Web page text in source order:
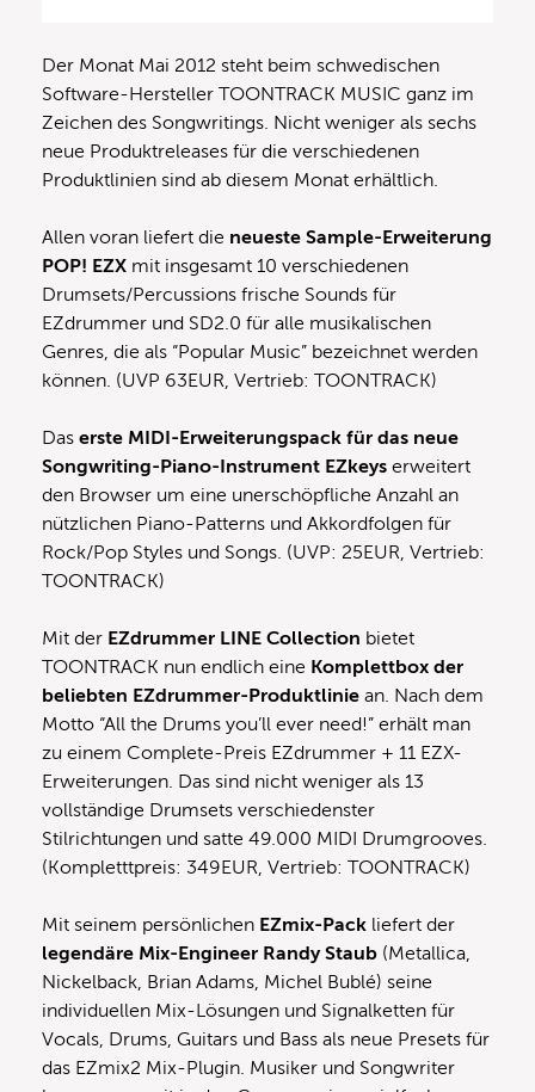
Der Monat Mai 2012 steht beim schwedischen
Software-Hersteller TOONTRACK MUSIC ganz im
Zeichen des Songwritings. Nicht weniger als sechs
neue Produktreleases für die verschiedenen
Produktlinien sind ab diesem Monat erhältlich.
Allen voran liefert die neueste Sample-Erweiterung
POP! EZX mit insgesamt 10 verschiedenen
Drumsets/Percussions frische Sounds für
EZdrummer und SD2.0 für alle musikalischen
Genres, die als “Popular Music” bezeichnet werden
können. (UVP 63EUR, Vertrieb: TOONTRACK)
Das erste MIDI-Erweiterungspack für das neue
Songwriting-Piano-Instrument EZkeys erweitert
den Browser um eine unerschöpfliche Anzahl an
nützlichen Piano-Patterns und Akkordfolgen für
Rock/Pop Styles und Songs. (UVP: 25EUR, Vertrieb:
TOONTRACK)
Mit der EZdrummer LINE Collection bietet
TOONTRACK nun endlich eine Komplettbox der
beliebten EZdrummer-Produktlinie an. Nach dem
Motto “All the Drums you’ll ever need!” erhält man
zu einem Complete-Preis EZdrummer + 11 EZX-
Erweiterungen. Das sind nicht weniger als 13
vollständige Drumsets verschiedenster
Stilrichtungen und satte 49.000 MIDI Drumgrooves.
(Kompletttpreis: 349EUR, Vertrieb: TOONTRACK)
Mit seinem persönlichen EZmix-Pack liefert der
legendäre Mix-Engineer Randy Staub (Metallica,
Nickelback, Brian Adams, Michel Bublé) seine
individuellen Mix-Lösungen und Signalketten für
Vocals, Drums, Guitars und Bass als neue Presets für
das EZmix2 Mix-Plugin. Musiker und Songwriter